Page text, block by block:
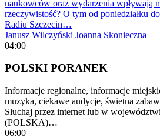
naukowców oraz wydarzenia wpływają
rzeczywistość? O tym od poniedziałku
Radiu Szczecin…
Janusz Wilczyński Joanna Skonieczna
04:00
POLSKI PORANEK
Informacje regionalne, informacje
muzyka, ciekawe audycje, świetna
Słuchaj przez internet lub w
(POLSKA)…
06:00